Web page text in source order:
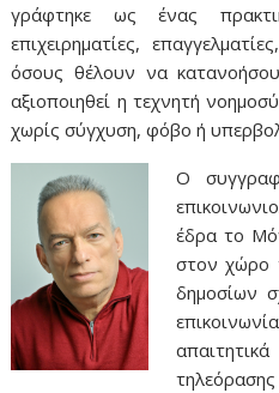
γράφτηκε ως ένας
επιχειρηματίες,
όσους θέλουν να
αξιοποιηθεί η τεχνητή
χωρίς σύγχυση, φόβο ή
Ο
έδρα το
στον χώρο
δημοσίων